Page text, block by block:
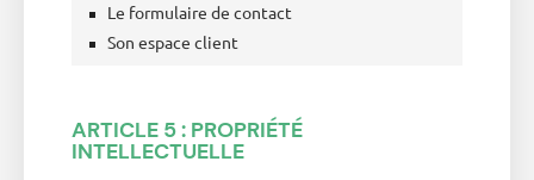
Le formulaire de contact
Son espace client
ARTICLE 5 : PROPRIÉTÉ
INTELLECTUELLE